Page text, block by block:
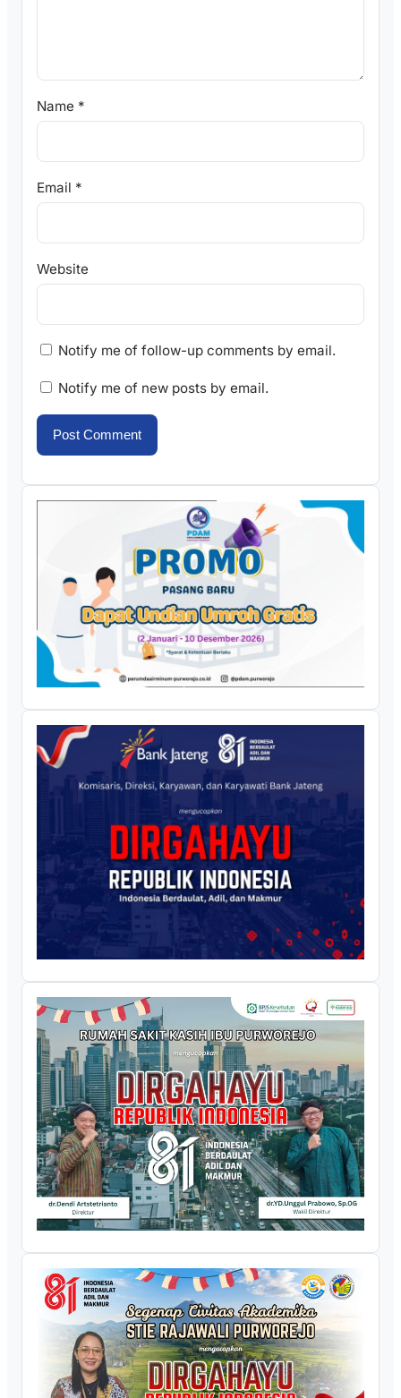
Name *
Email *
Website
Notify me of follow-up comments by email.
Notify me of new posts by email.